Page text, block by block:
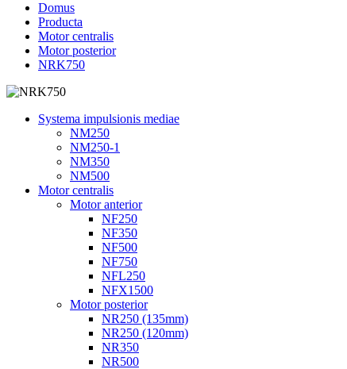
Domus
Producta
Motor centralis
Motor posterior
NRK750
Systema impulsionis mediae
NM250
NM250-1
NM350
NM500
Motor centralis
Motor anterior
NF250
NF350
NF500
NF750
NFL250
NFX1500
Motor posterior
NR250 (135mm)
NR250 (120mm)
NR350
NR500